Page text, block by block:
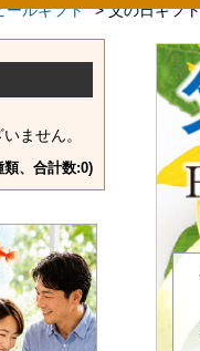
ールギフト >父の日ギフ
ません。
、合計数:0)